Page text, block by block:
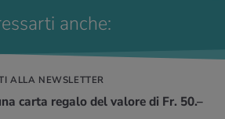
anche:
ALLA NEWSLETTER
carta re­ga­lo del va­lo­re di Fr. 50.–